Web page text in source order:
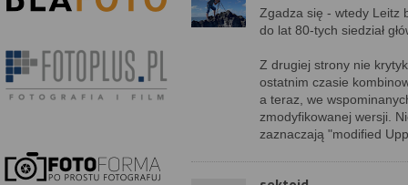
Zgadza się - wtedy Leitz
do lat 80-tych siedział
Z drugiej strony nie
ostatnim czasie
a teraz, we
zmodyfikowanej wersji.
zaznaczają "modified